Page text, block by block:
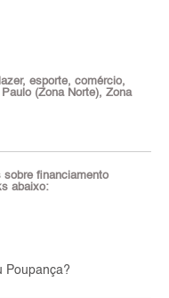
esporte, comércio,
(Zona Norte), Zona
sobre financiamento
abaixo:
Poupança?